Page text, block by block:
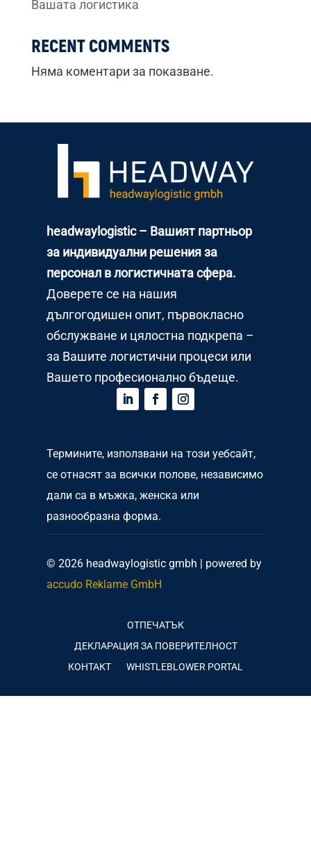
Вашата логистика
RECENT COMMENTS
Няма коментари за показване.
headwaylogistic – Вашият партньор
за индивидуални решения за
персонал в логистичната сфера.
Доверете се на нашия
дългогодишен опит, първокласно
обслужване и цялостна подкрепа –
за Вашите логистични процеси или
Вашето професионално бъдеще.
Термините, използвани на този уебсайт,
се отнасят за всички полове, независимо
дали са в мъжка, женска или
разнообразна форма.
© 2026 headwaylogistic gmbh | powered by
accudo Reklame GmbH
ОТПЕЧАТЪК
ДЕКЛАРАЦИЯ ЗА ПОВЕРИТЕЛНОСТ
КОНТАКТ
WHISTLEBLOWER PORTAL